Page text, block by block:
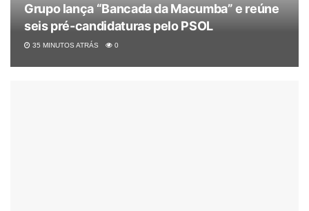
Grupo lança “Bancada da Macumba” e reúne
seis pré-candidaturas pelo PSOL
35 MINUTOS ATRÁS 0